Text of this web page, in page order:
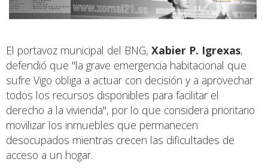
El portavoz municipal del BNG, Xabier P. Igrexas,
defendió que "la grave emergencia habitacional que
sufre Vigo obliga a actuar con decisión y a aprovechar
todos los recursos disponibles para facilitar el
derecho a la vivienda", por lo que considera prioritario
movilizar los inmuebles que permanecen
desocupados mientras crecen las dificultades de
acceso a un hogar.